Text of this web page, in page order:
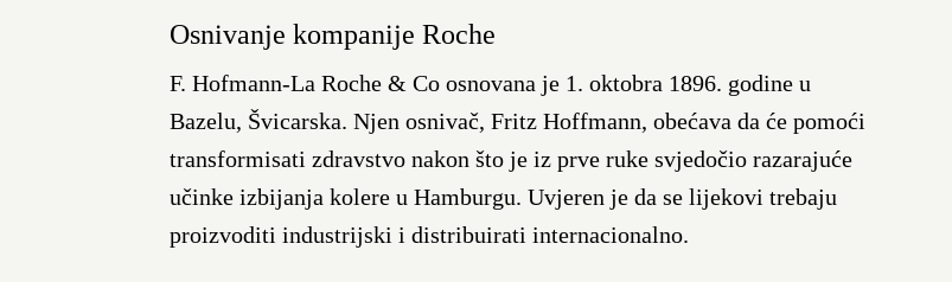
Osnivanje kompanije Roche
F. Hofmann-La Roche & Co osnovana je 1. oktobra 1896. godine u
Bazelu, Švicarska. Njen osnivač, Fritz Hoffmann, obećava da će pomoći
transformisati zdravstvo nakon što je iz prve ruke svjedočio razarajuće
učinke izbijanja kolere u Hamburgu. Uvjeren je da se lijekovi trebaju
proizvoditi industrijski i distribuirati internacionalno.